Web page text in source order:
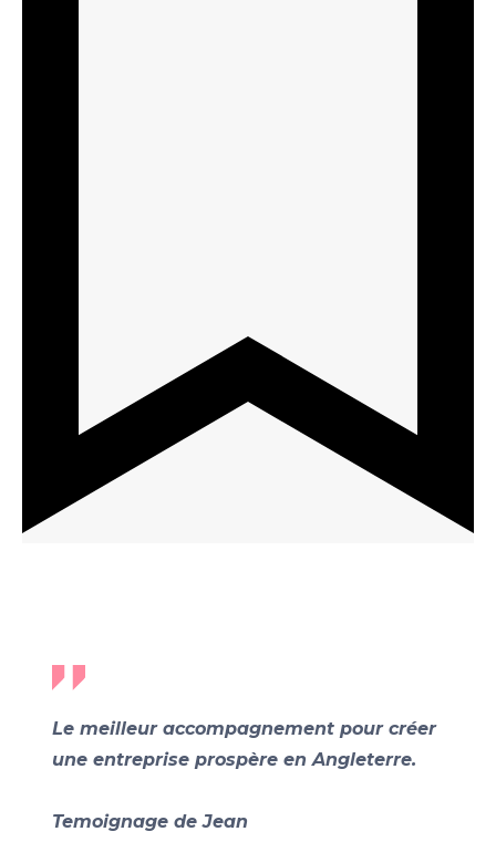
Le meilleur accompagnement pour créer
une entreprise prospère en Angleterre.
Temoignage de Jean